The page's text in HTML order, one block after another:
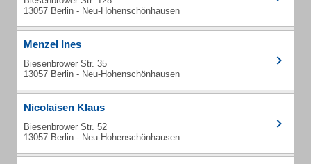
13057 Berlin - Neu-Hohenschönhausen
Menzel Ines
Biesenbrower Str. 35
13057 Berlin - Neu-Hohenschönhausen
Nicolaisen Klaus
Biesenbrower Str. 52
13057 Berlin - Neu-Hohenschönhausen